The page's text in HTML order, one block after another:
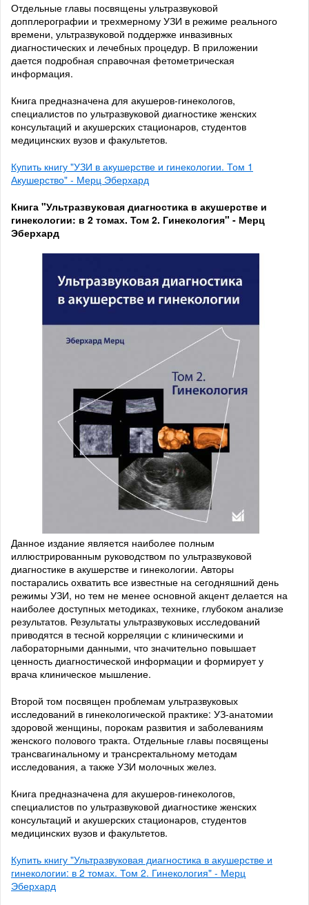
Отдельные главы посвящены ультразвуковой
допплерографии и трехмерному УЗИ в режиме реального
времени, ультразвуковой поддержке инвазивных
диагностических и лечебных процедур. В приложении
дается подробная справочная фетометрическая
информация.
Книга предназначена для акушеров-гинекологов,
специалистов по ультразвуковой диагностике женских
консультаций и акушерских стационаров, студентов
медицинских вузов и факультетов.
Купить книгу "УЗИ в акушерстве и гинекологии. Том 1
Акушерство" - Мерц Эберхард
Книга "Ультразвуковая диагностика в акушерстве и
гинекологии: в 2 томах. Том 2. Гинекология" - Мерц
Эберхард
Данное издание является наиболее полным
иллюстрированным руководством по ультразвуковой
диагностике в акушерстве и гинекологии. Авторы
постарались охватить все известные на сегодняшний день
режимы УЗИ, но тем не менее основной акцент делается на
наиболее доступных методиках, технике, глубоком анализе
результатов. Результаты ультразвуковых исследований
приводятся в тесной корреляции с клиническими и
лабораторными данными, что значительно повышает
ценность диагностической информации и формирует у
врача клиническое мышление.
Второй том посвящен проблемам ультразвуковых
исследований в гинекологической практике: УЗ-анатомии
здоровой женщины, порокам развития и заболеваниям
женского полового тракта. Отдельные главы посвящены
трансвагинальному и трансректальному методам
исследования, а также УЗИ молочных желез.
Книга предназначена для акушеров-гинекологов,
специалистов по ультразвуковой диагностике женских
консультаций и акушерских стационаров, студентов
медицинских вузов и факультетов.
Купить книгу "Ультразвуковая диагностика в акушерстве и
гинекологии: в 2 томах. Том 2. Гинекология" - Мерц
Эберхард